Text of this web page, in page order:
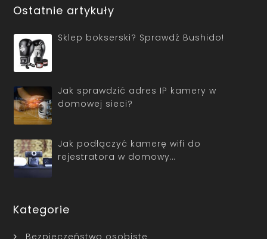
Ostatnie artykuły
Sklep bokserski? Sprawdź Bushido!
Jak sprawdzić adres IP kamery w
domowej sieci?
Jak podłączyć kamerę wifi do
rejestratora w domowy…
Kategorie